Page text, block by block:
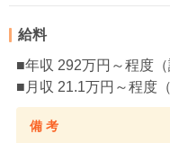
給料
■年収 292万円～程度（
■月収 21.1万円～程度
備 考